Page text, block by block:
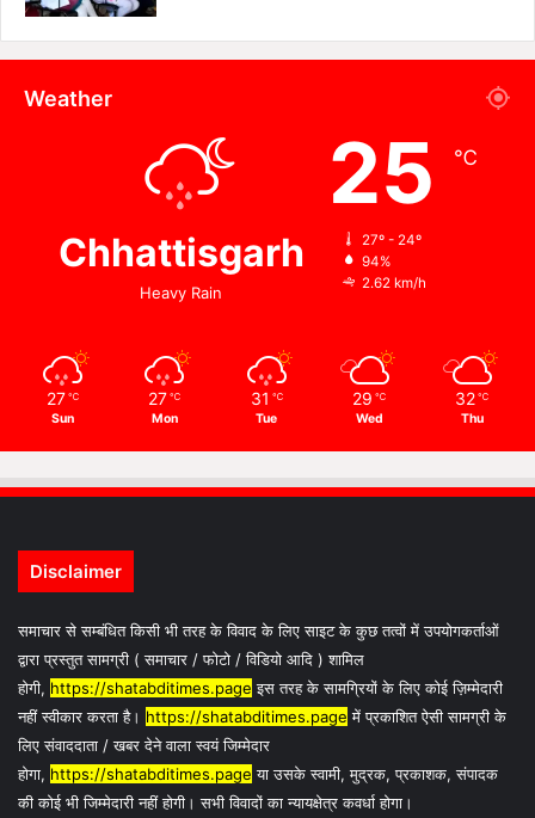
Weather
Chhattisgarh
Heavy Rain
25 ℃
27º - 24º
94%
2.62 km/h
27 ℃
Sun
27 ℃
Mon
31 ℃
Tue
29 ℃
Wed
32 ℃
Thu
Disclaimer
समाचार से सम्बंधित किसी भी तरह के विवाद के लिए साइट के कुछ तत्वों में उपयोगकर्ताओं
द्वारा प्रस्तुत सामग्री ( समाचार / फोटो / विडियो आदि ) शामिल
होगी, https://shatabditimes.page इस तरह के सामग्रियों के लिए कोई ज़िम्मेदारी
नहीं स्वीकार करता है। https://shatabditimes.page में प्रकाशित ऐसी सामग्री के
लिए संवाददाता / खबर देने वाला स्वयं जिम्मेदार
होगा, https://shatabditimes.page या उसके स्वामी, मुद्रक, प्रकाशक, संपादक
की कोई भी जिम्मेदारी नहीं होगी। सभी विवादों का न्यायक्षेत्र कवर्धा होगा।